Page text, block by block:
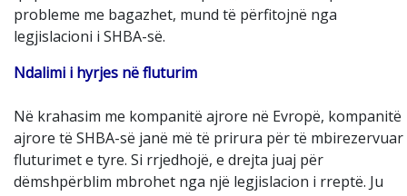
probleme me bagazhet, mund të përfitojnë nga
legjislacioni i SHBA-së.
Ndalimi i hyrjes në fluturim
Në krahasim me kompanitë ajrore në Evropë, kompanitë
ajrore të SHBA-së janë më të prirura për të mbirezervuar
fluturimet e tyre. Si rrjedhojë, e drejta juaj për
dëmshpërblim mbrohet nga një legjislacion i rreptë. Ju